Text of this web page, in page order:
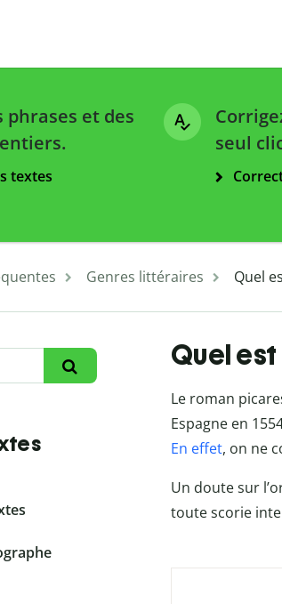
phrases et des
textes
seul
Genres littéraires Quel
Quel
Le roman
Espagne en
En effet, on ne
Un doute sur
toute scorie